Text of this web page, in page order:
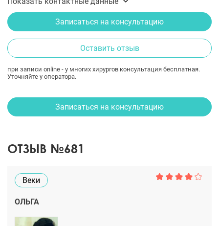
Записаться на консультацию
Оставить отзыв
при записи online - у многих хирургов консультация бесплатная.
Уточняйте у оператора.
Записаться на консультацию
ОТЗЫВ №681
Веки
ОЛЬГА